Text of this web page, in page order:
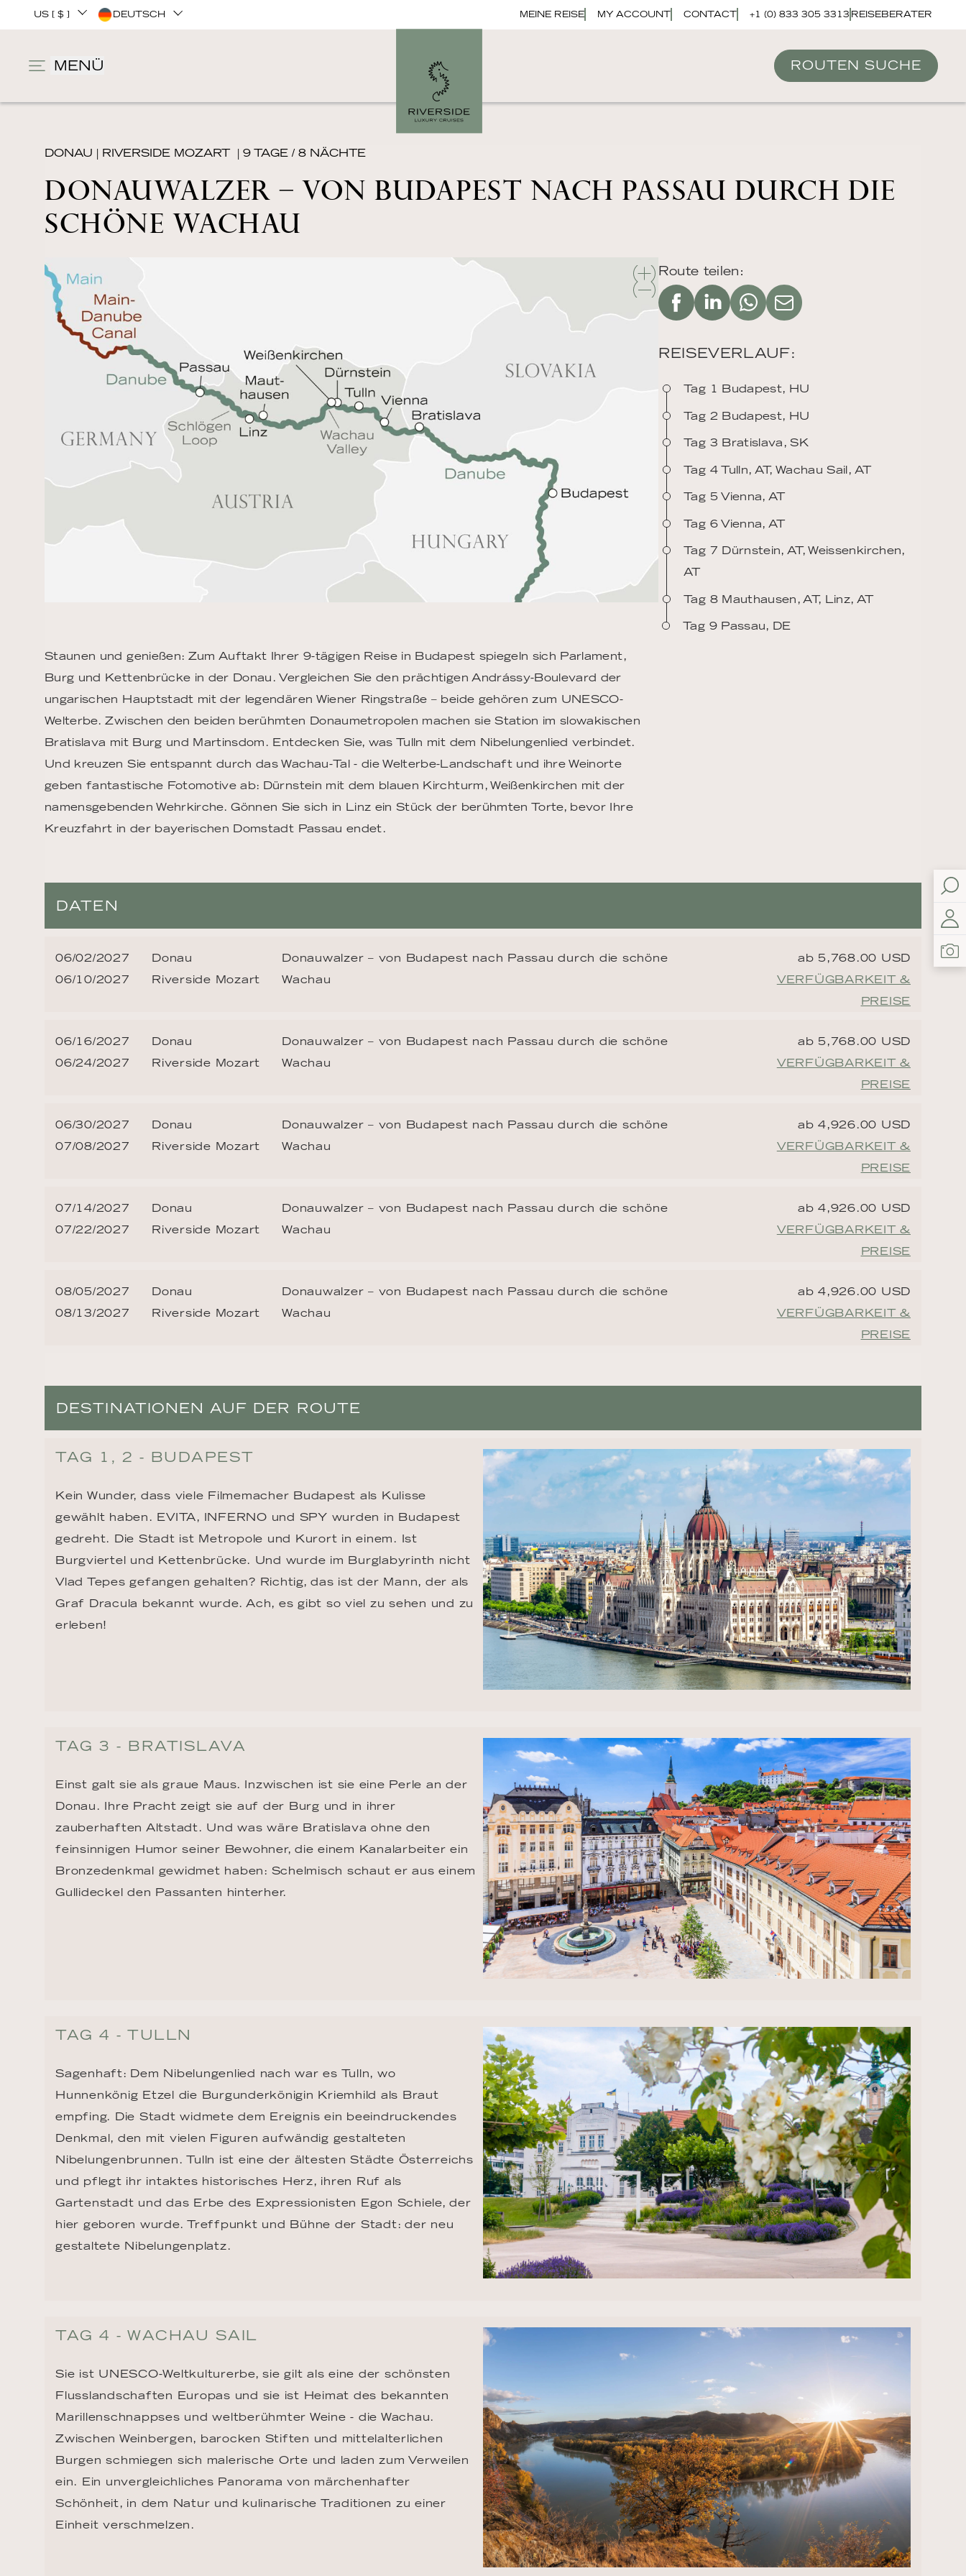
US [ $ ] DEUTSCH MEINE REISE MY ACCOUNT CONTACT +1 (0) 833 305 3313 REISEBERATER
MENÜ ROUTEN SUCHE
DONAU | RIVERSIDE MOZART| 9 TAGE / 8 NÄCHTE
DONAUWALZER – VON BUDAPEST NACH PASSAU DURCH DIE
SCHÖNE WACHAU
Route teilen:
REISEVERLAUF:
Tag 1 Budapest, HU
Tag 2 Budapest, HU
Tag 3 Bratislava, SK
Tag 4 Tulln, AT, Wachau Sail, AT
Tag 5 Vienna, AT
Tag 6 Vienna, AT
Tag 7 Dürnstein, AT, Weissenkirchen,
AT
Tag 8 Mauthausen, AT, Linz, AT
Tag 9 Passau, DE
Staunen und genießen: Zum Auftakt Ihrer 9-tägigen Reise in Budapest spiegeln sich Parlament,
Burg und Kettenbrücke in der Donau. Vergleichen Sie den prächtigen Andrássy-Boulevard der
ungarischen Hauptstadt mit der legendären Wiener Ringstraße – beide gehören zum UNESCO-
Welterbe. Zwischen den beiden berühmten Donaumetropolen machen sie Station im slowakischen
Bratislava mit Burg und Martinsdom. Entdecken Sie, was Tulln mit dem Nibelungenlied verbindet.
Und kreuzen Sie entspannt durch das Wachau-Tal - die Welterbe-Landschaft und ihre Weinorte
geben fantastische Fotomotive ab: Dürnstein mit dem blauen Kirchturm, Weißenkirchen mit der
namensgebenden Wehrkirche. Gönnen Sie sich in Linz ein Stück der berühmten Torte, bevor Ihre
Kreuzfahrt in der bayerischen Domstadt Passau endet.
DATEN
06/02/2027
06/10/2027
Donau
Riverside Mozart
Donauwalzer – von Budapest nach Passau durch die schöne
Wachau
ab 5,768.00 USD
VERFÜGBARKEIT &
PREISE
06/16/2027
06/24/2027
Donau
Riverside Mozart
Donauwalzer – von Budapest nach Passau durch die schöne
Wachau
ab 5,768.00 USD
VERFÜGBARKEIT &
PREISE
06/30/2027
07/08/2027
Donau
Riverside Mozart
Donauwalzer – von Budapest nach Passau durch die schöne
Wachau
ab 4,926.00 USD
VERFÜGBARKEIT &
PREISE
07/14/2027
07/22/2027
Donau
Riverside Mozart
Donauwalzer – von Budapest nach Passau durch die schöne
Wachau
ab 4,926.00 USD
VERFÜGBARKEIT &
PREISE
08/05/2027
08/13/2027
Donau
Riverside Mozart
Donauwalzer – von Budapest nach Passau durch die schöne
Wachau
ab 4,926.00 USD
VERFÜGBARKEIT &
PREISE
DESTINATIONEN AUF DER ROUTE
TAG 1, 2 - BUDAPEST
Kein Wunder, dass viele Filmemacher Budapest als Kulisse
gewählt haben. EVITA, INFERNO und SPY wurden in Budapest
gedreht. Die Stadt ist Metropole und Kurort in einem. Ist
Burgviertel und Kettenbrücke. Und wurde im Burglabyrinth nicht
Vlad Tepes gefangen gehalten? Richtig, das ist der Mann, der als
Graf Dracula bekannt wurde. Ach, es gibt so viel zu sehen und zu
erleben!
TAG 3 - BRATISLAVA
Einst galt sie als graue Maus. Inzwischen ist sie eine Perle an der
Donau. Ihre Pracht zeigt sie auf der Burg und in ihrer
zauberhaften Altstadt. Und was wäre Bratislava ohne den
feinsinnigen Humor seiner Bewohner, die einem Kanalarbeiter ein
Bronzedenkmal gewidmet haben: Schelmisch schaut er aus einem
Gullideckel den Passanten hinterher.
TAG 4 - TULLN
Sagenhaft: Dem Nibelungenlied nach war es Tulln, wo
Hunnenkönig Etzel die Burgunderkönigin Kriemhild als Braut
empfing. Die Stadt widmete dem Ereignis ein beeindruckendes
Denkmal, den mit vielen Figuren aufwändig gestalteten
Nibelungenbrunnen. Tulln ist eine der ältesten Städte Österreichs
und pflegt ihr intaktes historisches Herz, ihren Ruf als
Gartenstadt und das Erbe des Expressionisten Egon Schiele, der
hier geboren wurde. Treffpunkt und Bühne der Stadt: der neu
gestaltete Nibelungenplatz.
TAG 4 - WACHAU SAIL
Sie ist UNESCO-Weltkulturerbe, sie gilt als eine der schönsten
Flusslandschaften Europas und sie ist Heimat des bekannten
Marillenschnappses und weltberühmter Weine - die Wachau.
Zwischen Weinbergen, barocken Stiften und mittelalterlichen
Burgen schmiegen sich malerische Orte und laden zum Verweilen
ein. Ein unvergleichliches Panorama von märchenhafter
Schönheit, in dem Natur und kulinarische Traditionen zu einer
Einheit verschmelzen.